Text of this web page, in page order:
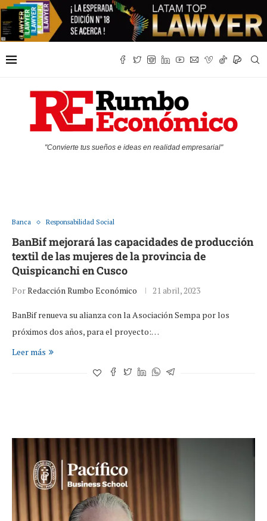
"Convierte tus sueños e ideas en realidad empresarial"
Banca Responsabilidad Social
BanBif mejorará las capacidades de producción
textil de las mujeres de la provincia de
Quispicanchi en Cusco
PorRedacción Rumbo Económico 21 abril, 2023
BanBif renueva su alianza con la Asociación Sempa por los
próximos dos años, para el proyecto:…
Leer más